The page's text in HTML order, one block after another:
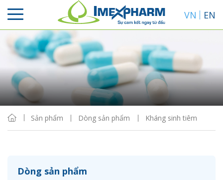
VN EN
Sản phẩm Dòng sản phẩm Kháng sinh tiêm
Dòng sản phẩm
Sắp xếp
Hiển thị